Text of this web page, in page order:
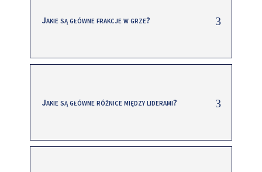
Jakie są główne frakcje w grze?
Jakie są główne różnice między liderami?